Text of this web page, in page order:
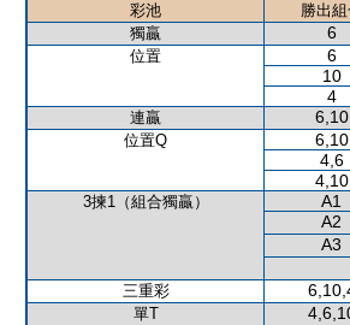
彩池 勝出
獨贏
6
位置 6
10
4
連贏 6,10
位置Q 6,10
4,6
4,10
3揀1（組合獨贏） A1
A2
A3
三重彩
單T